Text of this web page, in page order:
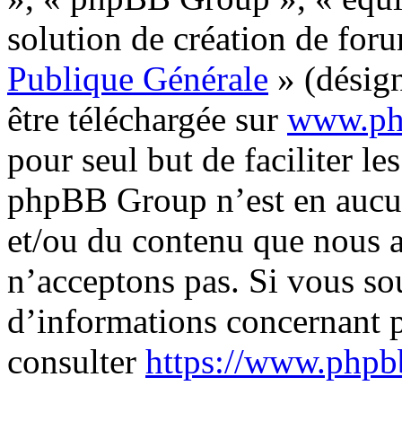
solution de création de
Publique Générale »
être téléchargée sur
pour seul but de faciliter
phpBB Group n’est en
et/ou du contenu que nous
n’acceptons pas. Si vous
d’informations
consulter https://